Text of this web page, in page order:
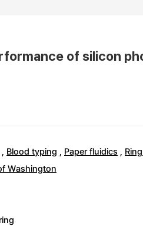
of silicon
, Blood typing , Paper fluidics ,
Washington